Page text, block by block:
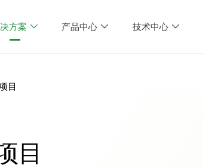
方案 产品中心 技术中心
目
目